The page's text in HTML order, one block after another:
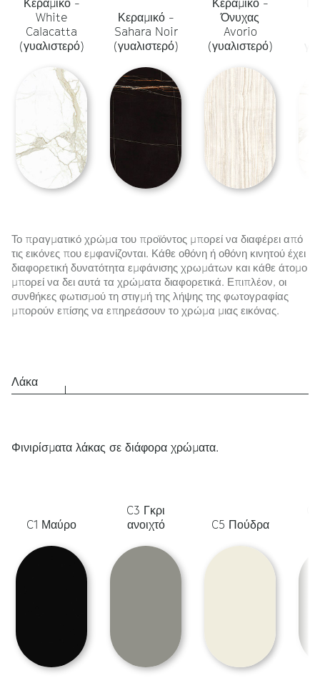
Κεραμικό -
White
Calacatta
(γυαλιστερό)
Κεραμικό -
Sahara Noir
(γυαλιστερό)
Κεραμικό -
Όνυχας
Avorio
(γυαλιστερό)
Το πραγματικό χρώμα του προϊόντος μπορεί να διαφέρει από
τις εικόνες που εμφανίζονται. Κάθε οθόνη ή οθόνη κινητού έχει
διαφορετική δυνατότητα εμφάνισης χρωμάτων και κάθε άτομο
μπορεί να δει αυτά τα χρώματα διαφορετικά. Επιπλέον, οι
συνθήκες φωτισμού τη στιγμή της λήψης της φωτογραφίας
μπορούν επίσης να επηρεάσουν το χρώμα μιας εικόνας.
Λάκα
Φινιρίσματα λάκας σε διάφορα χρώματα.
C1 Μαύρο
C3 Γκρι
ανοιχτό
C5 Πούδρα